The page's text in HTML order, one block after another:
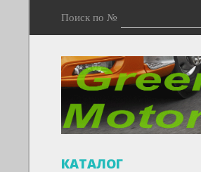
Поиск по №
КАТАЛОГ